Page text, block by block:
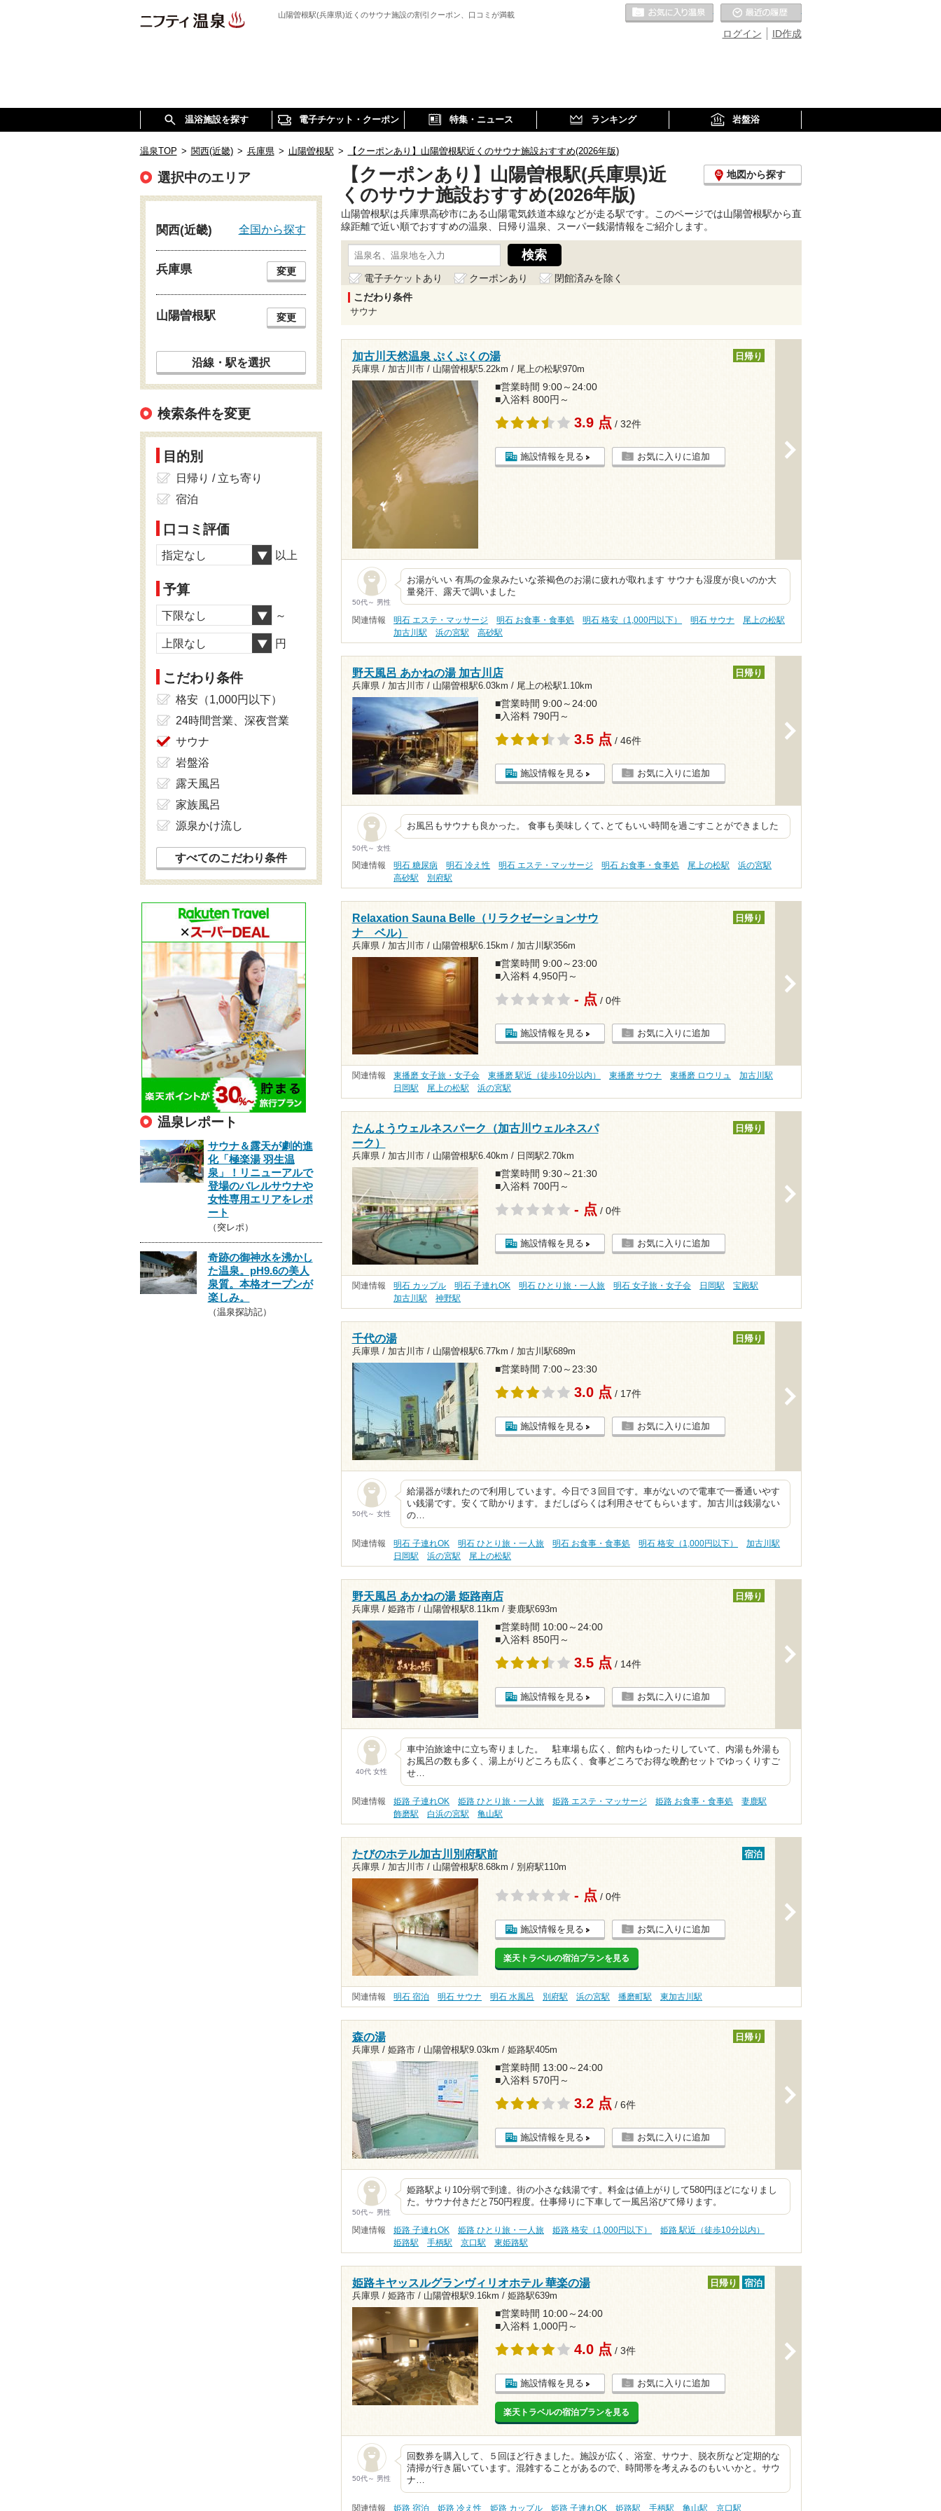
山陽曽根駅(兵庫県)近くのサウナ施設の割引クーポン、口コミが満載
ID作成
ログイン
お気に入りの温泉
温浴施設を探す 電子チケット・クーポン 特集・ニュース ランキング 岩盤浴
温泉TOP > 関西(近畿) > 兵庫県 > 山陽曽根駅 > 【クーポンあり】山陽曽根駅近くのサウナ施設おすすめ(2026年版)
【クーポンあり】山陽曽根駅(兵庫県)近
くのサウナ施設おすすめ(2026年版)
地図から探す
山陽曽根駅は兵庫県高砂市にある山陽電気鉄道本線などが走る駅です。このページでは山陽曽根駅から直
線距離で近い順でおすすめの温泉、日帰り温泉、スーパー銭湯情報をご紹介します。
電子チケットあり クーポンあり
閉館済みを除く
こだわり条件
サウナ
加古川天然温泉 ぷくぷくの湯
兵庫県 / 加古川市 / 山陽曽根駅5.22km / 尾上の松駅970m
日帰り
■営業時間 9:00～24:00
■入浴料 800円～
3.9 点 / 32件
施設情報を見る お気に入りに追加
50代～ 男性
お湯がいい 有馬の金泉みたいな茶褐色のお湯に疲れが取れます サウナも湿度が良いのか大
量発汗、露天で調いました
関連情報 明石 エステ・マッサージ 明石 お食事・食事処 明石 格安（1,000円以下） 明石 サウナ
尾上の松駅
加古川駅
浜の宮駅 高砂駅
野天風呂 あかねの湯 加古川店
兵庫県 / 加古川市 / 山陽曽根駅6.03km / 尾上の松駅1.10km
日帰り
■営業時間 9:00～24:00
■入浴料 790円～
3.5 点 / 46件
施設情報を見る お気に入りに追加
50代～ 女性
お風呂もサウナも良かった。 食事も美味しくて､とてもいい時間を過ごすことができました
関連情報 明石 糖尿病 明石 冷え性 明石 エステ・マッサージ 明石 お食事・食事処 尾上の松駅
浜の宮駅
高砂駅
別府駅
Relaxation Sauna Belle（リラクゼーションサウ
ナ ベル）
兵庫県 / 加古川市 / 山陽曽根駅6.15km / 加古川駅356m
日帰り
■営業時間 9:00～23:00
■入浴料 4,950円～
- 点 / 0件
施設情報を見る お気に入りに追加
関連情報 東播磨 女子旅・女子会 東播磨 駅近（徒歩10分以内） 東播磨 サウナ 東播磨 ロウリュ
加古川駅
日岡駅
尾上の松駅 浜の宮駅
たんようウェルネスパーク（加古川ウェルネスパ
ーク）
兵庫県 / 加古川市 / 山陽曽根駅6.40km / 日岡駅2.70km
日帰り
■営業時間 9:30～21:30
■入浴料 700円～
- 点 / 0件
施設情報を見る お気に入りに追加
関連情報 明石 カップル 明石 子連れOK 明石 ひとり旅・一人旅 明石 女子旅・女子会 日岡駅
宝殿駅
加古川駅
神野駅
千代の湯
兵庫県 / 加古川市 / 山陽曽根駅6.77km / 加古川駅689m
日帰り
■営業時間 7:00～23:30
3.0 点 / 17件
施設情報を見る お気に入りに追加
50代～ 女性
給湯器が壊れたので利用しています。今日で３回目です。車がないので電車で一番通いやす
い銭湯です。安くて助かります。まだしばらくは利用させてもらいます。加古川は銭湯ない
の…
関連情報 明石 子連れOK 明石 ひとり旅・一人旅 明石 お食事・食事処 明石 格安（1,000円以下）
加古川駅
日岡駅
浜の宮駅 尾上の松駅
野天風呂 あかねの湯 姫路南店
兵庫県 / 姫路市 / 山陽曽根駅8.11km / 妻鹿駅693m
日帰り
■営業時間 10:00～24:00
■入浴料 850円～
3.5 点 / 14件
施設情報を見る お気に入りに追加
40代 女性
車中泊旅途中に立ち寄りました。 駐車場も広く、館内もゆったりしていて、内湯も外湯も
お風呂の数も多く、湯上がりどころも広く、食事どころでお得な晩酌セットでゆっくりすご
せ…
関連情報 姫路 子連れOK 姫路 ひとり旅・一人旅 姫路 エステ・マッサージ 姫路 お食事・食事処
妻鹿駅
飾磨駅
白浜の宮駅 亀山駅
たびのホテル加古川別府駅前
兵庫県 / 加古川市 / 山陽曽根駅8.68km / 別府駅110m
宿泊
- 点 / 0件
施設情報を見る お気に入りに追加
楽天トラベルの宿泊プランを見る
関連情報 明石 宿泊 明石 サウナ 明石 水風呂 別府駅 浜の宮駅 播磨町駅 東加古川駅
森の湯
兵庫県 / 姫路市 / 山陽曽根駅9.03km / 姫路駅405m
日帰り
■営業時間 13:00～24:00
■入浴料 570円～
3.2 点 / 6件
施設情報を見る お気に入りに追加
50代～ 男性
姫路駅より10分弱で到達。街の小さな銭湯です。料金は値上がりして580円ほどになりまし
た。サウナ付きだと750円程度。仕事帰りに下車して一風呂浴びて帰ります。
関連情報 姫路 子連れOK 姫路 ひとり旅・一人旅 姫路 格安（1,000円以下）
姫路 駅近（徒歩10分以内）
姫路駅
手柄駅 京口駅 東姫路駅
姫路キヤッスルグランヴィリオホテル 華楽の湯
兵庫県 / 姫路市 / 山陽曽根駅9.16km / 姫路駅639m
日帰り 宿泊
■営業時間 10:00～24:00
■入浴料 1,000円～
4.0 点 / 3件
施設情報を見る お気に入りに追加
楽天トラベルの宿泊プランを見る
50代～ 男性
回数券を購入して、５回ほど行きました。施設が広く、浴室、サウナ、脱衣所など定期的な
清掃が行き届いています。混雑することがあるので、時間帯を考えみるのもいいかと。サウ
ナ…
関連情報 姫路 宿泊 姫路 冷え性 姫路 カップル 姫路 子連れOK 姫路駅 手柄駅 亀山駅 京口駅
選択中のエリア
関西(近畿) 全国から探す
兵庫県 変更
山陽曽根駅 変更
沿線・駅を選択
検索条件を変更
目的別
日帰り / 立ち寄り
宿泊
口コミ評価
指定なし 以上
予算
下限なし ～
上限なし 円
こだわり条件
格安（1,000円以下）
24時間営業、深夜営業
サウナ
岩盤浴
露天風呂
家族風呂
源泉かけ流し
すべてのこだわり条件
温泉レポート
サウナ＆露天が劇的進
化「極楽湯 羽生温
泉」！リニューアルで
登場のバレルサウナや
女性専用エリアをレポ
ート
（突レポ）
奇跡の御神水を沸かし
た温泉。pH9.6の美人
泉質。本格オープンが
楽しみ。
（温泉探訪記）